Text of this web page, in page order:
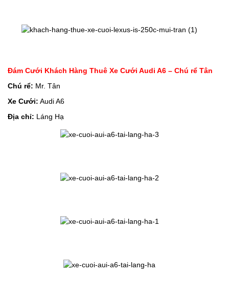
Đám Cưới Khách Hàng Thuê Xe Cưới Audi A6 – Chú rể Tân
Chú rể: Mr. Tân
Xe Cưới: Audi A6
Địa chỉ: Láng Hạ